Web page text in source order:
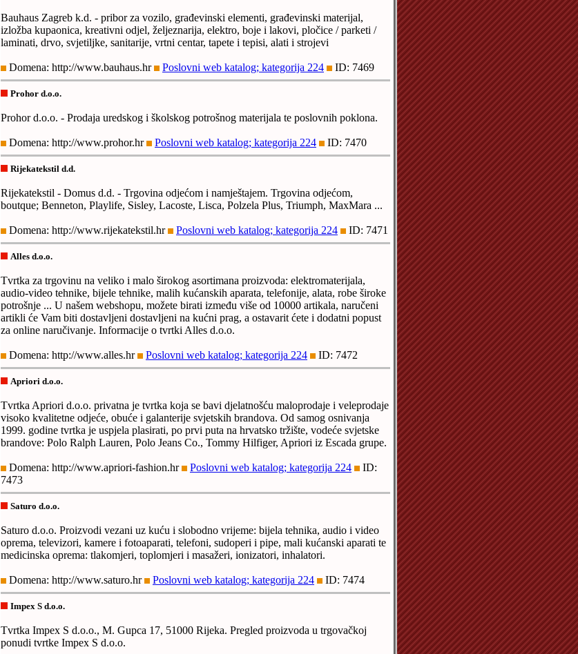
Bauhaus Zagreb k.d. - pribor za vozilo, građevinski elementi, građevinski materijal,
izložba kupaonica, kreativni odjel, željeznarija, elektro, boje i lakovi, pločice / parketi /
laminati, drvo, svjetiljke, sanitarije, vrtni centar, tapete i tepisi, alati i strojevi
Domena: http://www.bauhaus.hr Poslovni web katalog; kategorija 224 ID: 7469
Prohor d.o.o.
Prohor d.o.o. - Prodaja uredskog i školskog potrošnog materijala te poslovnih poklona.
Domena: http://www.prohor.hr Poslovni web katalog; kategorija 224 ID: 7470
Rijekatekstil d.d.
Rijekatekstil - Domus d.d. - Trgovina odjećom i namještajem. Trgovina odjećom,
boutque; Benneton, Playlife, Sisley, Lacoste, Lisca, Polzela Plus, Triumph, MaxMara ...
Domena: http://www.rijekatekstil.hr Poslovni web katalog; kategorija 224 ID: 7471
Alles d.o.o.
Tvrtka za trgovinu na veliko i malo širokog asortimana proizvoda: elektromaterijala,
audio-video tehnike, bijele tehnike, malih kućanskih aparata, telefonije, alata, robe široke
potrošnje ... U našem webshopu, možete birati između više od 10000 artikala, naručeni
artikli će Vam biti dostavljeni dostavljeni na kućni prag, a ostavarit ćete i dodatni popust
za online naručivanje. Informacije o tvrtki Alles d.o.o.
Domena: http://www.alles.hr Poslovni web katalog; kategorija 224 ID: 7472
Apriori d.o.o.
Tvrtka Apriori d.o.o. privatna je tvrtka koja se bavi djelatnošću maloprodaje i veleprodaje
visoko kvalitetne odjeće, obuće i galanterije svjetskih brandova. Od samog osnivanja
1999. godine tvrtka je uspjela plasirati, po prvi puta na hrvatsko tržište, vodeće svjetske
brandove: Polo Ralph Lauren, Polo Jeans Co., Tommy Hilfiger, Apriori iz Escada grupe.
Domena: http://www.apriori-fashion.hr Poslovni web katalog; kategorija 224
ID:
7473
Saturo d.o.o.
Saturo d.o.o. Proizvodi vezani uz kuću i slobodno vrijeme: bijela tehnika, audio i video
oprema, televizori, kamere i fotoaparati, telefoni, sudoperi i pipe, mali kućanski aparati te
medicinska oprema: tlakomjeri, toplomjeri i masažeri, ionizatori, inhalatori.
Domena: http://www.saturo.hr Poslovni web katalog; kategorija 224 ID: 7474
Impex S d.o.o.
Tvrtka Impex S d.o.o., M. Gupca 17, 51000 Rijeka. Pregled proizvoda u trgovačkoj
ponudi tvrtke Impex S d.o.o.